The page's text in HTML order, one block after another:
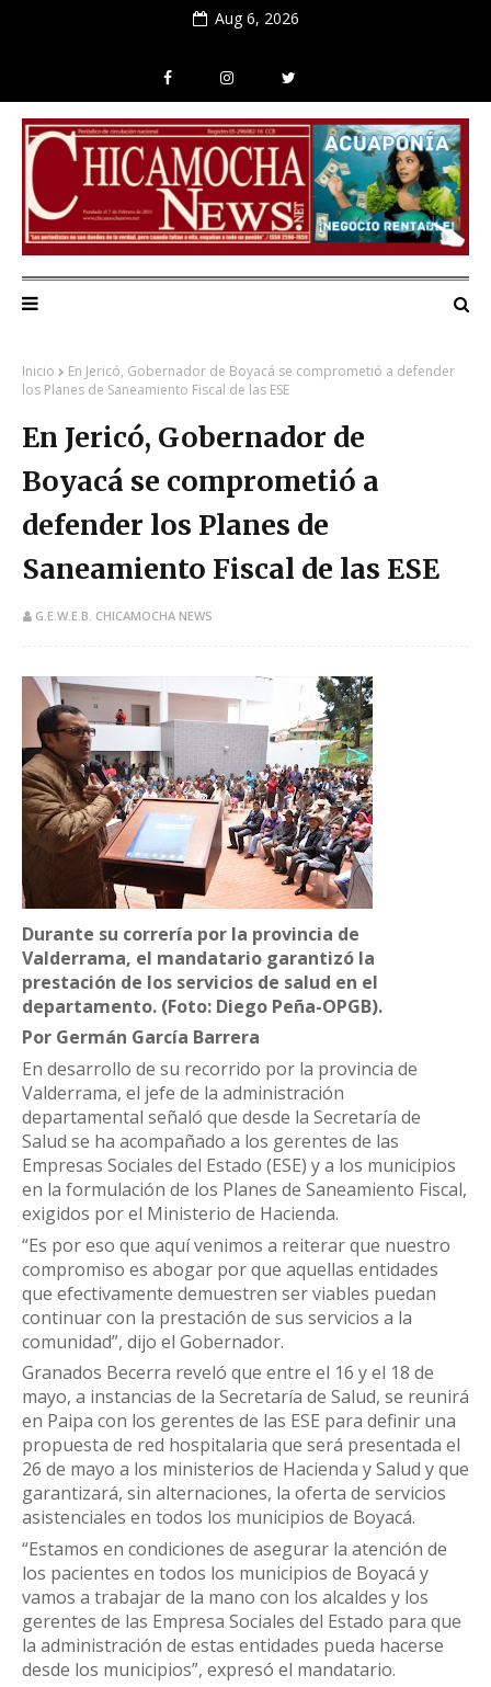
Aug 6, 2026
Inicio
En Jericó, Gobernador de Boyacá se comprometió a defender
los Planes de Saneamiento Fiscal de las ESE
En Jericó, Gobernador de
Boyacá se comprometió a
defender los Planes de
Saneamiento Fiscal de las ESE
G.E.W.E.B. CHICAMOCHA NEWS
Durante su correría por la provincia de
Valderrama, el mandatario garantizó la
prestación de los servicios de salud en el
departamento. (Foto: Diego Peña-OPGB).
Por Germán García Barrera
En desarrollo de su recorrido por la provincia de
Valderrama, el jefe de la administración
departamental señaló que desde la Secretaría de
Salud se ha acompañado a los gerentes de las
Empresas Sociales del Estado (ESE) y a los municipios
en la formulación de los Planes de Saneamiento Fiscal,
exigidos por el Ministerio de Hacienda.
“Es por eso que aquí venimos a reiterar que nuestro
compromiso es abogar por que aquellas entidades
que efectivamente demuestren ser viables puedan
continuar con la prestación de sus servicios a la
comunidad”, dijo el Gobernador.
Granados Becerra reveló que entre el 16 y el 18 de
mayo, a instancias de la Secretaría de Salud, se reunirá
en Paipa con los gerentes de las ESE para definir una
propuesta de red hospitalaria que será presentada el
26 de mayo a los ministerios de Hacienda y Salud y que
garantizará, sin alternaciones, la oferta de servicios
asistenciales en todos los municipios de Boyacá.
“Estamos en condiciones de asegurar la atención de
los pacientes en todos los municipios de Boyacá y
vamos a trabajar de la mano con los alcaldes y los
gerentes de las Empresa Sociales del Estado para que
la administración de estas entidades pueda hacerse
desde los municipios”, expresó el mandatario.